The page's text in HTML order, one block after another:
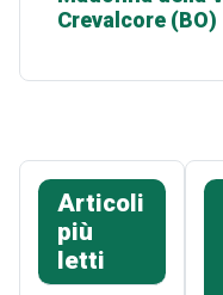
Crevalcore (BO)
Articoli
più
letti